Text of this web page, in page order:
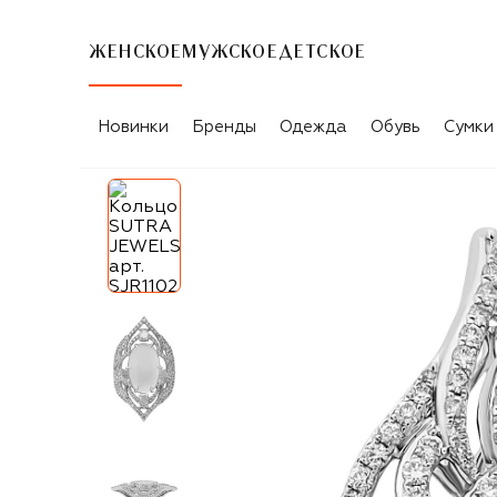
ЖЕНСКОЕ МУЖСКОЕ ДЕТСКОЕ
Новинки Бренды Одежда Обувь Сумки